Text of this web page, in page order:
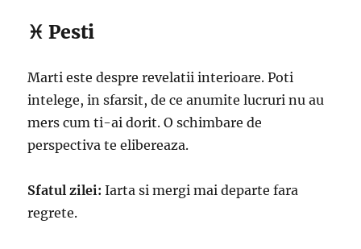
♓ Pesti
Marti este despre revelatii interioare. Poti
intelege, in sfarsit, de ce anumite lucruri nu au
mers cum ti-ai dorit. O schimbare de
perspectiva te elibereaza.
Sfatul zilei: Iarta si mergi mai departe fara
regrete.